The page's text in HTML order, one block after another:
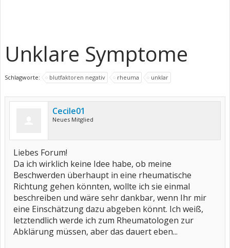
Unklare Symptome
Schlagworte: blutfaktoren negativ rheuma unklar
Cecile01
Neues Mitglied
Liebes Forum!
Da ich wirklich keine Idee habe, ob meine
Beschwerden überhaupt in eine rheumatische
Richtung gehen könnten, wollte ich sie einmal
beschreiben und wäre sehr dankbar, wenn Ihr mir
eine Einschätzung dazu abgeben könnt. Ich weiß,
letztendlich werde ich zum Rheumatologen zur
Abklärung müssen, aber das dauert eben...